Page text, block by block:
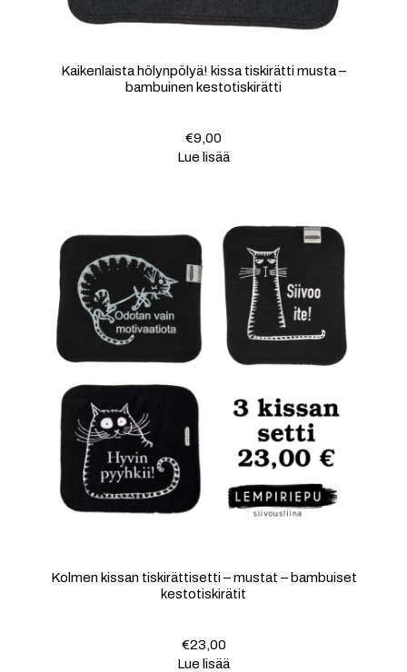
Kaikenlaista hölynpölyä! kissa tiskirätti musta –
bambuinen kestotiskirätti
€9,00
Lue lisää
Kolmen kissan tiskirättisetti – mustat – bambuiset
kestotiskirätit
€23,00
Lue lisää